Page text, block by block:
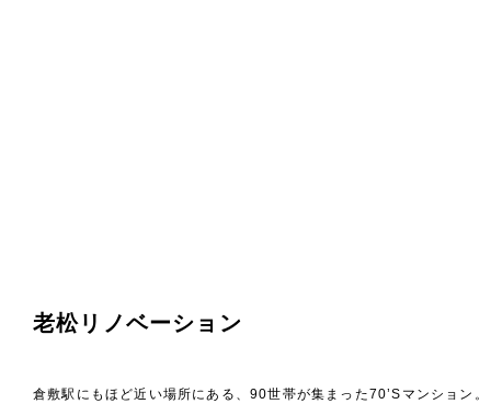
老松リノベーション
倉敷駅にもほど近い場所にある、90世帯が集まった70’Sマンション。